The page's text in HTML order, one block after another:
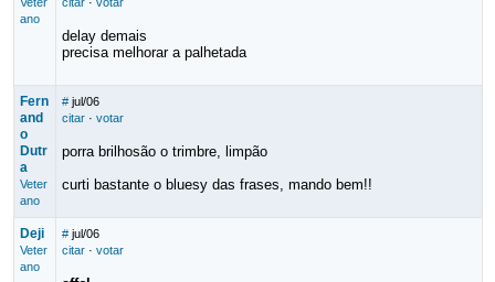
ano
delay demais
precisa melhorar a palhetada
Fern
and
o
Dutr
a
Veter
ano
# jul/06
citar· votar
porra brilhosão o trimbre, limpão
curti bastante o bluesy das frases, mando bem!!
Deji
Veter
ano
# jul/06
citar· votar